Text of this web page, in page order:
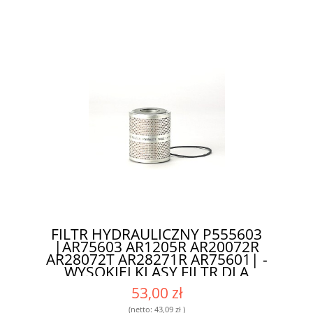
FILTR HYDRAULICZNY P555603
|AR75603 AR1205R AR20072R
AR28072T AR28271R AR75601| -
WYSOKIEJ KLASY FILTR DLA
ROLNIKÓW I MECHANIKÓW
53,00 zł
(netto: 43,09 zł)